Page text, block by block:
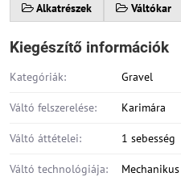
Alkatrészek Váltókar
Kiegészítő információk
Kategóriák: Gravel
Váltó felszerelése: Karimára
Váltó áttételei: 1 sebesség
Váltó technológiája: Mechanikus